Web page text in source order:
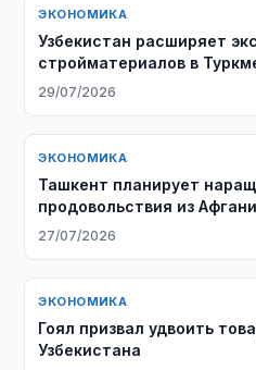
ЭКОНОМИКА
Узбекистан расширяет
стройматериалов в
29/07/2026
ЭКОНОМИКА
Ташкент планирует
продовольствия из
27/07/2026
ЭКОНОМИКА
Гоял призвал удвоить
Узбекистана